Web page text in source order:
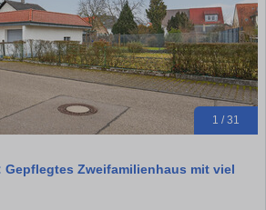
1 / 31
Gepflegtes Zweifamilienhaus mit viel